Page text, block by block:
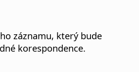
záznamu, který bude
korespondence.